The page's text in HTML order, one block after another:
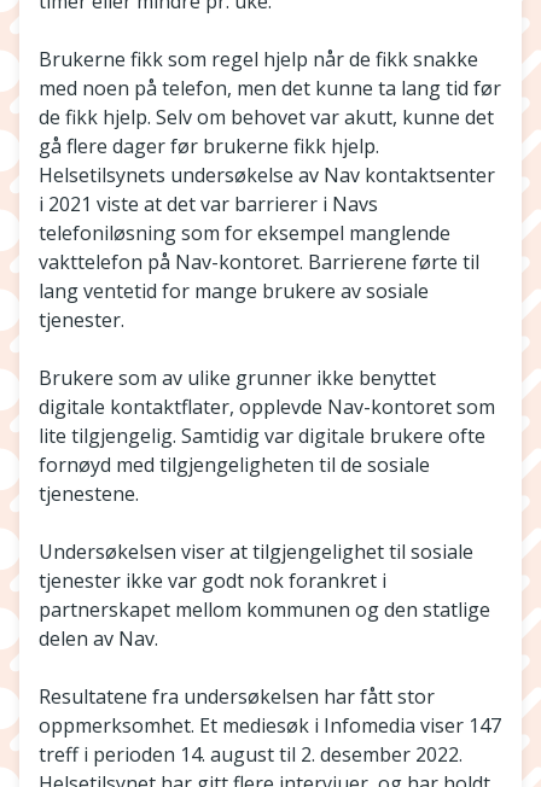
Brukerne fikk som regel hjelp når de fikk snakke
med noen på telefon, men det kunne ta lang tid før
de fikk hjelp. Selv om behovet var akutt, kunne det
gå flere dager før brukerne fikk hjelp.
Helsetilsynets undersøkelse av Nav kontaktsenter
i 2021 viste at det var barrierer i Navs
telefoniløsning som for eksempel manglende
vakttelefon på Nav-kontoret. Barrierene førte til
lang ventetid for mange brukere av sosiale
tjenester.
Brukere som av ulike grunner ikke benyttet
digitale kontaktflater, opplevde Nav-kontoret som
lite tilgjengelig. Samtidig var digitale brukere ofte
fornøyd med tilgjengeligheten til de sosiale
tjenestene.
Undersøkelsen viser at tilgjengelighet til sosiale
tjenester ikke var godt nok forankret i
partnerskapet mellom kommunen og den statlige
delen av Nav.
Resultatene fra undersøkelsen har fått stor
oppmerksomhet. Et mediesøk i Infomedia viser 147
treff i perioden 14. august til 2. desember 2022.